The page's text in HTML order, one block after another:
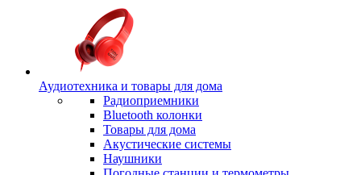
Аудиотехника и товары для дома
Радиоприемники
Bluetooth колонки
Товары для дома
Акустические системы
Наушники